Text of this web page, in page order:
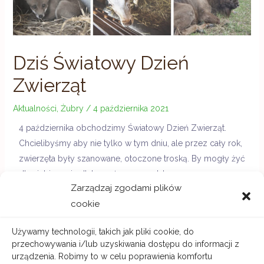
Zarządzaj zgodami plików
cookie
Używamy technologii, takich jak pliki cookie, do
przechowywania i/lub uzyskiwania dostępu do informacji z
urządzenia. Robimy to w celu poprawienia komfortu
Dziś Światowy Dzień
Zwierząt
Aktualności Żubry/ 4 października 2021
4 października obchodzimy Światowy Dzień Zwierząt.
Chcielibyśmy aby nie tylko w tym dniu, ale przez cały rok,
zwierzęta były szanowane, otoczone troską. By mogły żyć
dla siebie, a nie dlatego, że są przydatne.
← Previous
Wpis
Next Wpis